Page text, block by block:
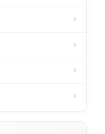
›
›
›
›